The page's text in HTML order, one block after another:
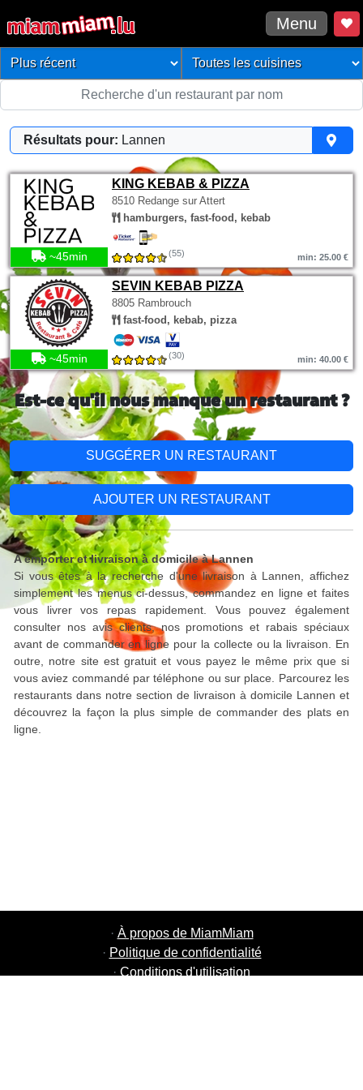
Menu
Résultats pour: Lannen
KING KEBAB & PIZZA
8510 Redange sur Attert
hamburgers, fast-food, kebab
~45min (55) min: 25.00 €
SEVIN KEBAB PIZZA
8805 Rambrouch
fast-food, kebab, pizza
~45min (30) min: 40.00 €
Est-ce qu'il nous manque un restaurant ?
SUGGÉRER UN RESTAURANT
AJOUTER UN RESTAURANT
A emporter et livraison à domicile à Lannen
Si vous êtes à la recherche d'une livraison à Lannen, affichez
simplement les menus ci-dessus, commandez en ligne et faites
vous livrer vos repas rapidement. Vous pouvez également
consulter nos avis clients, nos promotions et rabais spéciaux
avant de commander en ligne pour la collecte ou la livraison. En
outre, notre site est gratuit et vous payez le même prix que si
vous aviez commandé par téléphone ou sur place. Parcourez les
restaurants dans notre section de livraison à domicile Lannen et
découvrez la façon la plus simple de commander des plats en
ligne.
· À propos de MiamMiam
· Politique de confidentialité
· Conditions d'utilisation